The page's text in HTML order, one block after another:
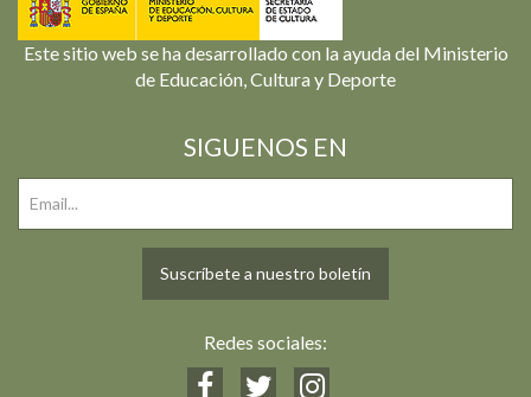
Este sitio web se ha desarrollado con la ayuda del Ministerio
de Educación, Cultura y Deporte
SIGUENOS EN
Suscríbete a nuestro boletín
Redes sociales: